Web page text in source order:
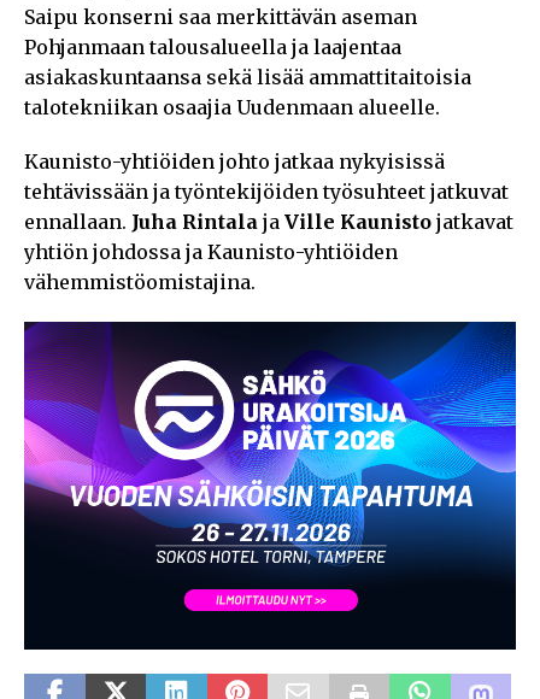
Saipu konserni saa merkittävän aseman
Pohjanmaan talousalueella ja laajentaa
asiakaskuntaansa sekä lisää ammattitaitoisia
talotekniikan osaajia Uudenmaan alueelle.
Kaunisto-yhtiöiden johto jatkaa nykyisissä
tehtävissään ja työntekijöiden työsuhteet jatkuvat
ennallaan. Juha Rintala ja Ville Kaunisto jatkavat
yhtiön johdossa ja Kaunisto-yhtiöiden
vähemmistöomistajina.